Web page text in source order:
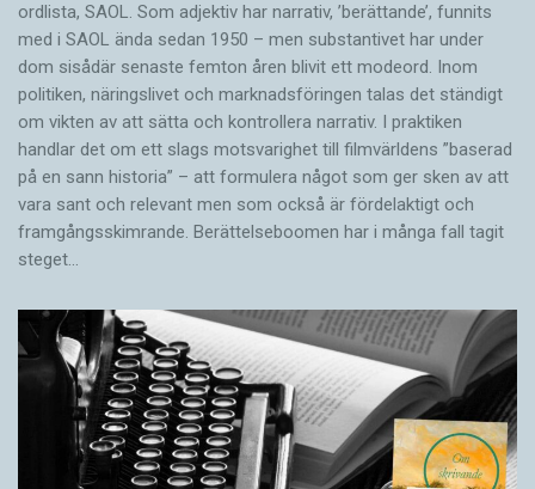
ordlista, SAOL. Som adjektiv har narrativ, ’berättande’, funnits
med i SAOL ända sedan 1950 – men substantivet har under
dom sisådär senaste femton åren blivit ett modeord. Inom
politiken, näringslivet och marknadsföringen talas det ständigt
om vikten av att sätta och kontrollera narrativ. I praktiken
handlar det om ett slags motsvarighet till filmvärldens ”baserad
på en sann historia” – att formulera något som ger sken av att
vara sant och ­relevant men som också är fördelaktigt och
framgångsskimrande. Berättelseboomen har i många fall tagit
steget…